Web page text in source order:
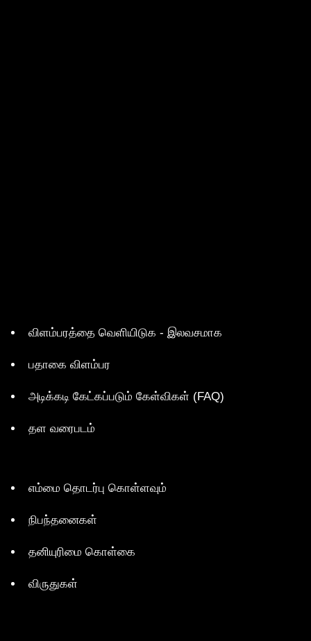
விளம்பரத்தை வெளியிடுக - இலவசமாக
பதாகை விளம்பர
அடிக்கடி கேட்கப்படும் கேள்விகள் (FAQ)
தள வரைபடம்
எம்மை தொடர்பு கொள்ளவும்
நிபந்தனைகள்
தனியுரிமை கொள்கை
விருதுகள்